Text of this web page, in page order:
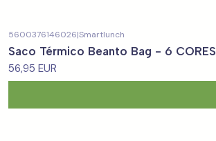
5600376146026|Smartlunch
Saco Térmico Beanto Bag - 6 CORES
56,95 EUR